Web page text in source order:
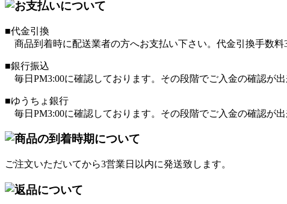
■代金引換
商品到着時に配送業者の方へお支払い下さい。代金引換手数料
■銀行振込
毎日PM3:00に確認しております。その段階でご入金の確認が
■ゆうちょ銀行
毎日PM3:00に確認しております。その段階でご入金の確認が
ご注文いただいてから3営業日以内に発送致します。